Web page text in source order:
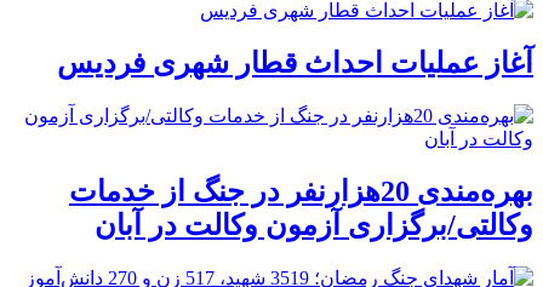
آغاز عملیات احداث قطار شهری فردیس
بهره‌مندی 20هزارنفر در جنگ از خدمات
وکالتی/برگزاری آزمون وکالت در آبان